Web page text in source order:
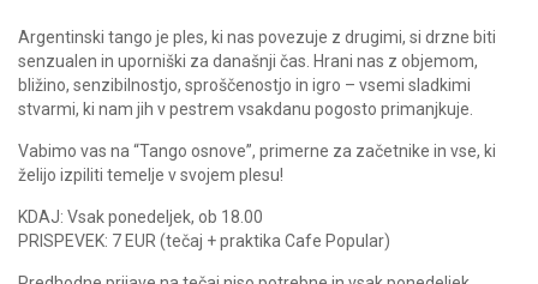
Argentinski tango je ples, ki nas povezuje z drugimi, si drzne biti
senzualen in uporniški za današnji čas. Hrani nas z objemom,
bližino, senzibilnostjo, sproščenostjo in igro – vsemi sladkimi
stvarmi, ki nam jih v pestrem vsakdanu pogosto primanjkuje.
Vabimo vas na “Tango osnove”, primerne za začetnike in vse, ki
želijo izpiliti temelje v svojem plesu!
KDAJ: Vsak ponedeljek, ob 18.00
PRISPEVEK: 7 EUR (tečaj + praktika Cafe Popular)